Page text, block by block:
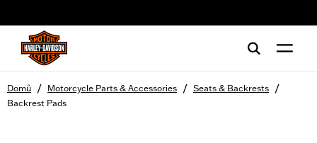
Domů / Motorcycle Parts & Accessories / Seats & Backrests /
Backrest Pads